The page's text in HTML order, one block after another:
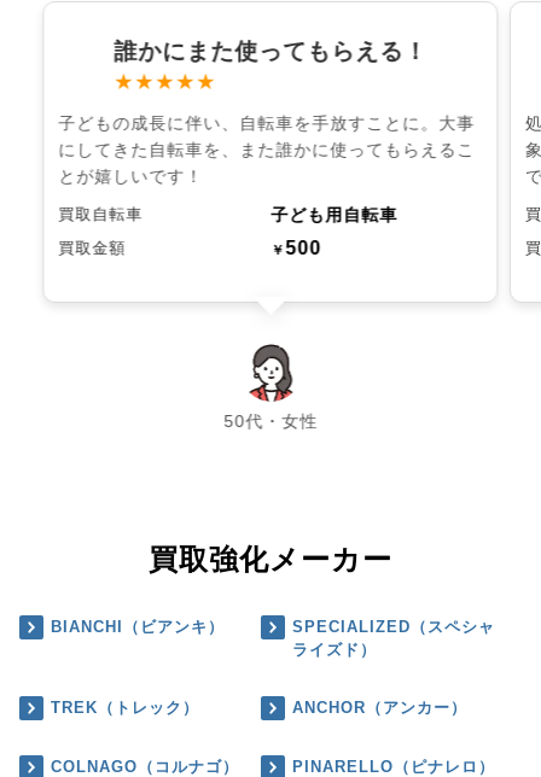
誰かにまた使ってもらえる！
★★★★★
子どもの成長に伴い、自転車を手放すことに。大事
にしてきた自転車を、また誰かに使ってもらえるこ
とが嬉しいです！
買取自転車 子ども用自転車
買取金額 ￥500
50代・女性
chevron_left chevron_right
買取強化メーカー
BIANCHI（ビアンキ）
SPECIALIZED（スペシャ
ライズド）
TREK（トレック） ANCHOR（アンカー）
COLNAGO（コルナゴ） PINARELLO（ピナレロ）